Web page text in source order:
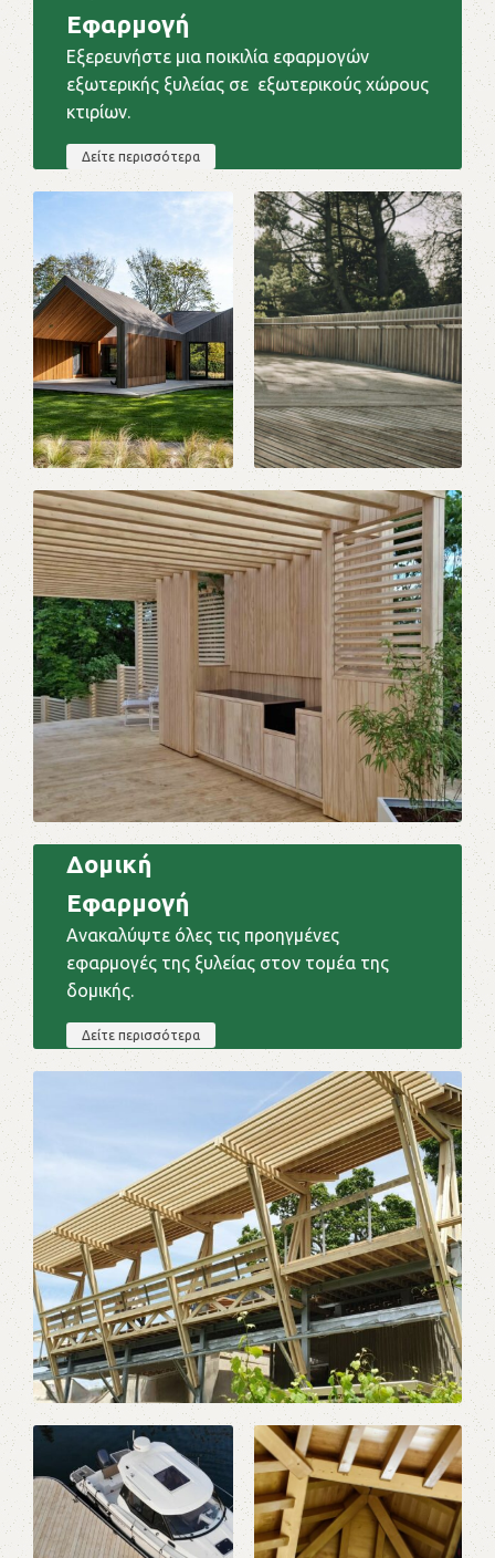
Εφαρμογή
Εξερευνήστε μια ποικιλία εφαρμογών
εξωτερικής ξυλείας σε εξωτερικούς χώρους
κτιρίων.
Δείτε περισσότερα
Δομική
Εφαρμογή
Ανακαλύψτε όλες τις προηγμένες
εφαρμογές της ξυλείας στον τομέα της
δομικής.
Δείτε περισσότερα